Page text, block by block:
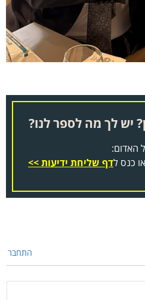
יש לך מה לספר לנו?
לדף שליחת ידיעות >>
התחבר